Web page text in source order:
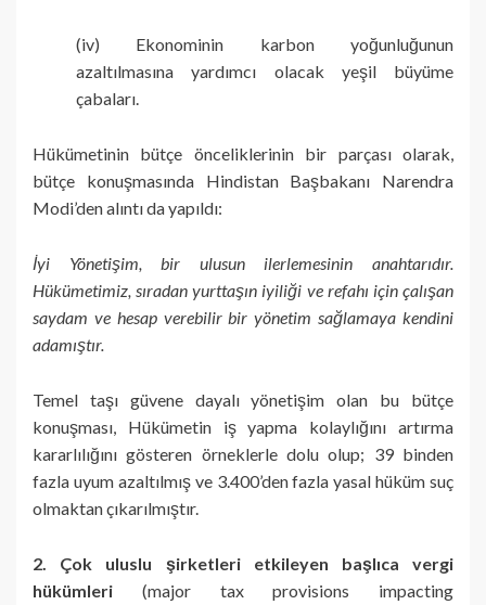
(iv) Ekonominin karbon yoğunluğunun
azaltılmasına yardımcı olacak yeşil büyüme
çabaları.
Hükümetinin bütçe önceliklerinin bir parçası olarak,
bütçe konuşmasında Hindistan Başbakanı Narendra
Modi’den alıntı da yapıldı:
İyi Yönetişim, bir ulusun ilerlemesinin anahtarıdır.
Hükümetimiz, sıradan yurttaşın iyiliği ve refahı için çalışan
saydam ve hesap verebilir bir yönetim sağlamaya kendini
adamıştır.
Temel taşı güvene dayalı yönetişim olan bu bütçe
konuşması, Hükümetin iş yapma kolaylığını artırma
kararlılığını gösteren örneklerle dolu olup; 39 binden
fazla uyum azaltılmış ve 3.400’den fazla yasal hüküm suç
olmaktan çıkarılmıştır.
2. Çok uluslu şirketleri etkileyen başlıca vergi
hükümleri (major tax provisions impacting